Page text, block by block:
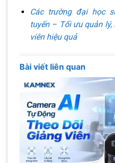
Các trường đại học
tuyến – Tối ưu quản
viên hiệu quả
Bài viết liên quan